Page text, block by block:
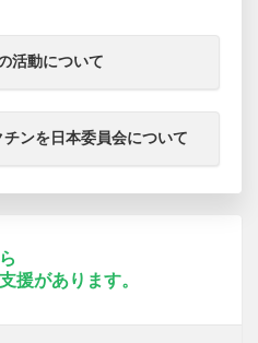
活動について
ンを日本委員会について
援があります。